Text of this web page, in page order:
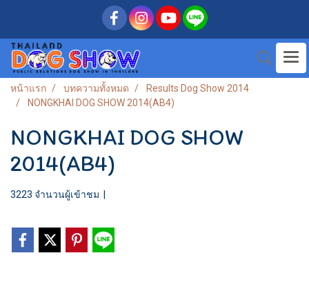
หน้าแรก บทความทั้งหมด
Results Dog Show 2014
NONGKHAI DOG SHOW 2014(AB4)
NONGKHAI DOG SHOW
2014(AB4)
3223 จำนวนผู้เข้าชม